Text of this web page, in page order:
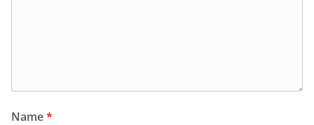
Name*